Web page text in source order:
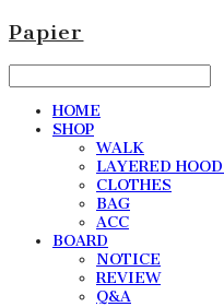
Papier
HOME
SHOP
WALK
LAYERED
CLOTHES
BAG
ACC
BOARD
NOTICE
REVIEW
Q&A